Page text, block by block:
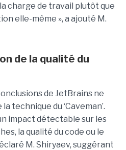
charge de travail plutôt que
elle-même », a ajouté M.
de la qualité du
de JetBrains ne
technique du ‘Caveman’.
impact détectable sur les
la qualité du code ou le
M. Shiryaev, suggérant